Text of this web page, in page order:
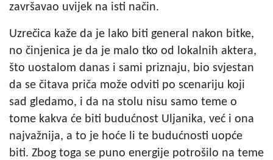
završavao uvijek na isti način.
Uzrečica kaže da je lako biti general nakon bitke,
no činjenica je da je malo tko od lokalnih aktera,
što uostalom danas i sami priznaju, bio svjestan
da se čitava priča može odviti po scenariju koji
sad gledamo, i da na stolu nisu samo teme o
tome kakva će biti budućnost Uljanika, već i ona
najvažnija, a to je hoće li te budućnosti uopće
biti. Zbog toga se puno energije potrošilo na teme